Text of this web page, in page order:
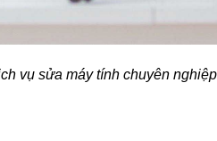
vụ sửa máy tính chuyên